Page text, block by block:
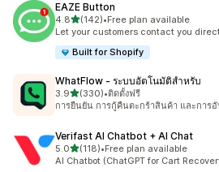
EAZE Button
4.8เต็ม 5 ดาว
(142)
ทั้งหมด 142 รีวิว
•Free plan available
Let your customers contact you
Built for Shopify
WhatFlow ‑ ระบบอัตโนมัติสำหรับ
3.9เต็ม 5 ดาว
(330)
ทั้งหมด 330 รีวิว
•ติดตั้งฟรี
การยืนยัน การกู้คืนตะกร้าสินค้า และการ
Verifast AI Chatbot + AI Chat
5.0เต็ม 5 ดาว
(118)
ทั้งหมด 118 รีวิว
•Free plan available
AI Chatbot (ChatGPT for Cart